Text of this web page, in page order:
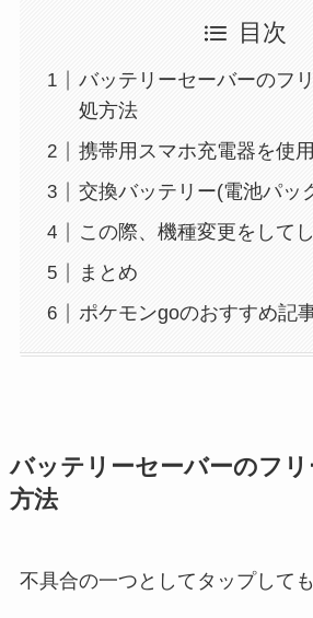
目次
バッテリーセーバーのフ
処方法
携帯用スマホ充電器を使
交換バッテリー(電池パッ
この際、機種変更をして
まとめ
ポケモンgoのおすすめ記
バッテリーセーバーのフ
方法
不具合の一つとしてタップしても